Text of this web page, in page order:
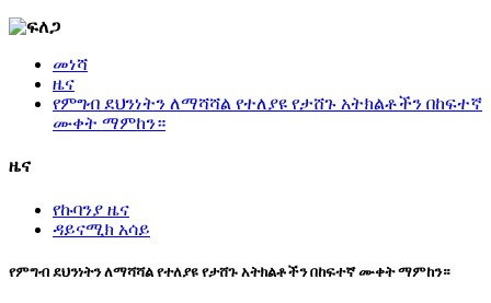
መነሻ
ዜና
የምግብ ደህንነትን ለማሻሻል የተለያዩ የታሸጉ አትክልቶችን በከፍተኛ
ሙቀት ማምከን።
ዜና
የኩባንያ ዜና
ዳይናሚክ አሳይ
የምግብ ደህንነትን ለማሻሻል የተለያዩ የታሸጉ አትክልቶችን በከፍተኛ ሙቀት ማምከን።